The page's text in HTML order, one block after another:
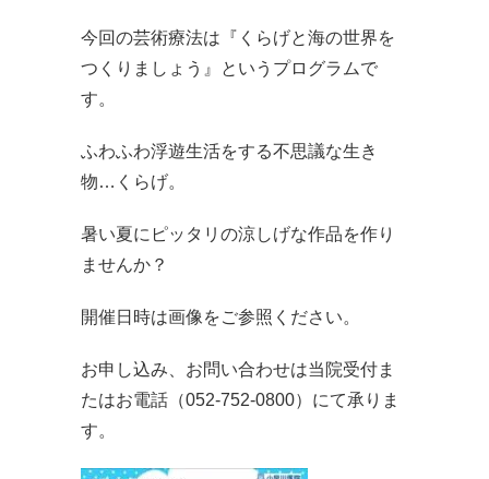
今回の芸術療法は『くらげと海の世界を
つくりましょう』というプログラムで
す。
ふわふわ浮遊生活をする不思議な生き
物…くらげ。
暑い夏にピッタリの涼しげな作品を作り
ませんか？
開催日時は画像をご参照ください。
お申し込み、お問い合わせは当院受付ま
たはお電話（052-752-0800）にて承りま
す。